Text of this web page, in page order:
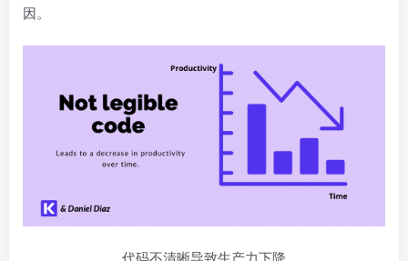
因。
代码不清晰导致生产力下降